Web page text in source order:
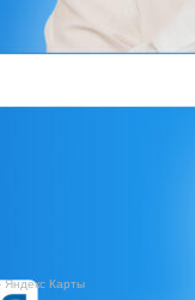
Яндекс Карты